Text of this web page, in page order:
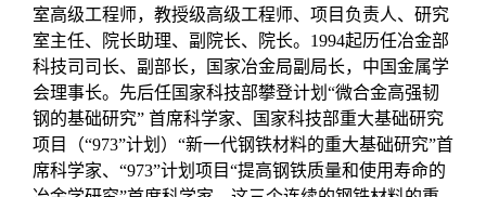
室高级工程师，教授级高级工程师、项目负责人、研究
室主任、院长助理、副院长、院长。1994起历任冶金部
科技司司长、副部长，国家冶金局副局长，中国金属学
会理事长。先后任国家科技部攀登计划“微合金高强韧
钢的基础研究” 首席科学家、国家科技部重大基础研究
项目（“973”计划）“新一代钢铁材料的重大基础研究”首
席科学家、“973”计划项目“提高钢铁质量和使用寿命的